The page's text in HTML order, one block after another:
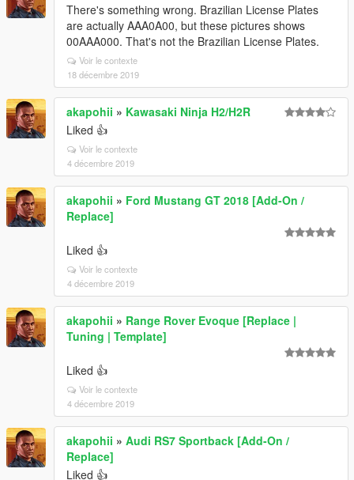
There's something wrong. Brazilian License Plates
are actually AAA0A00, but these pictures shows
00AAA000. That's not the Brazilian License Plates.
Voir le contexte
18 décembre 2019
akapohii » Kawasaki Ninja H2/H2R
Liked 👍
Voir le contexte
4 décembre 2019
akapohii » Ford Mustang GT 2018 [Add-On /
Replace]
Liked 👍
Voir le contexte
4 décembre 2019
akapohii » Range Rover Evoque [Replace |
Tuning | Template]
Liked 👍
Voir le contexte
4 décembre 2019
akapohii » Audi RS7 Sportback [Add-On /
Replace]
Liked 👍